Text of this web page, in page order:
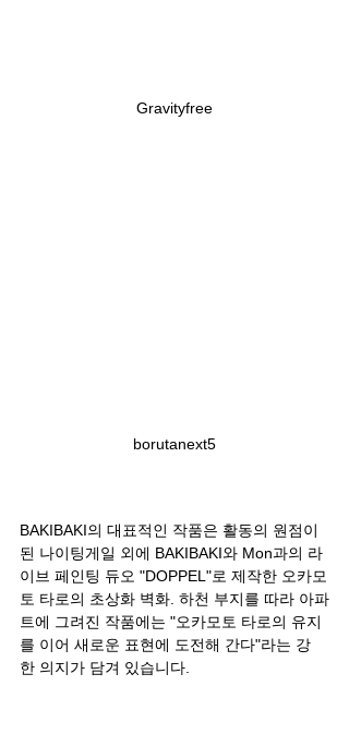
Gravityfree
borutanext5
BAKIBAKI의 대표적인 작품은 활동의 원점이
된 나이팅게일 외에 BAKIBAKI와 Mon과의 라
이브 페인팅 듀오 "DOPPEL"로 제작한 오카모
토 타로의 초상화 벽화. 하천 부지를 따라 아파
트에 그려진 작품에는 "오카모토 타로의 유지
를 이어 새로운 표현에 도전해 간다"라는 강
한 의지가 담겨 있습니다.